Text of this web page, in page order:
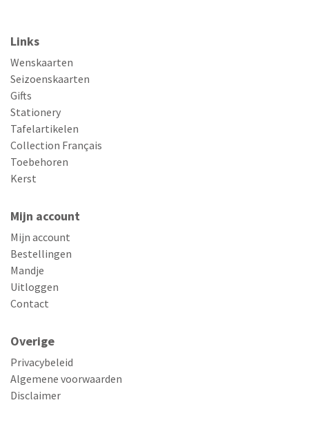
Links
Wenskaarten
Seizoenskaarten
Gifts
Stationery
Tafelartikelen
Collection Français
Toebehoren
Kerst
Mijn account
Mijn account
Bestellingen
Mandje
Uitloggen
Contact
Overige
Privacybeleid
Algemene voorwaarden
Disclaimer